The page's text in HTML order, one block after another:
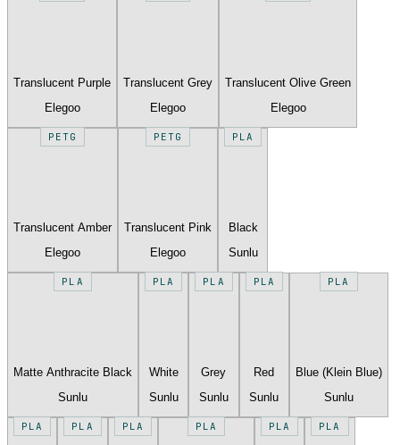
Translucent Purple
Elegoo
Translucent Grey
Elegoo
Translucent Olive Green
Elegoo
PETG
Translucent Amber
Elegoo
PETG
Translucent Pink
Elegoo
PLA
Black
Sunlu
PLA
Matte Anthracite Black
Sunlu
PLA
White
Sunlu
PLA
Grey
Sunlu
PLA
Red
Sunlu
PLA
Blue (Klein Blue)
Sunlu
PLA PLA PLA PLA PLA PLA